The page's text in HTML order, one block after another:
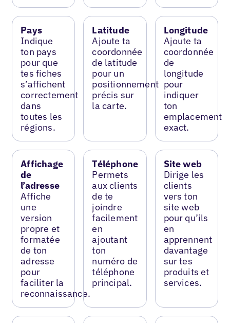
Pays
Indique
ton pays
pour que
tes fiches
s’affichent
correctement
dans
toutes les
régions.
Latitude
Ajoute ta
coordonnée
de latitude
pour un
positionnement
précis sur
la carte.
Longitude
Ajoute ta
coordonnée
de
longitude
pour
indiquer
ton
emplacement
exact.
Affichage
de
l’adresse
Affiche
une
version
propre et
formatée
de ton
adresse
pour
faciliter la
reconnaissance.
Téléphone
Permets
aux clients
de te
joindre
facilement
en
ajoutant
ton
numéro de
téléphone
principal.
Site web
Dirige les
clients
vers ton
site web
pour qu’ils
en
apprennent
davantage
sur tes
produits et
services.